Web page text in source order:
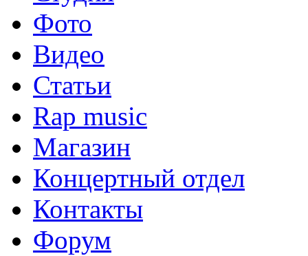
Фото
Видео
Статьи
Rap music
Магазин
Концертный отдел
Контакты
Форум